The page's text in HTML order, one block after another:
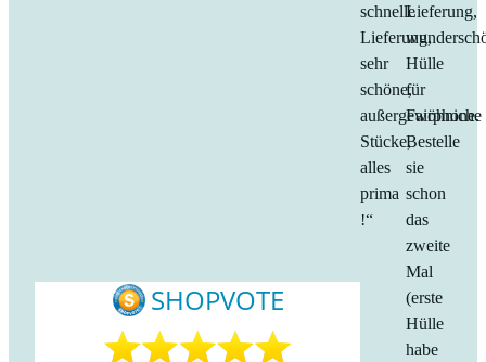
schnelle
Lieferung,
sehr
schöne,
außergewöhniche
Stücke,
alles
prima
!“
Lieferung,
Hülle
für
Fairphone.
Bestelle
sie
schon
das
zweite
Mal
(erste
Hülle
habe